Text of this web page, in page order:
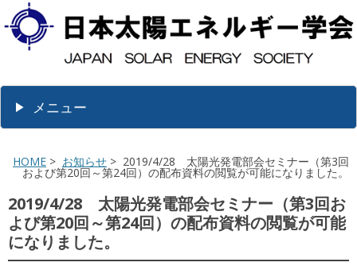
メニュー
HOME > お知らせ > 2019/4/28 太陽光発電部会セミナー（第3回
および第20回～第24回）の配布資料の閲覧が可能になりました。
2019/4/28 太陽光発電部会セミナー（第3回お
よび第20回～第24回）の配布資料の閲覧が可能
になりました。